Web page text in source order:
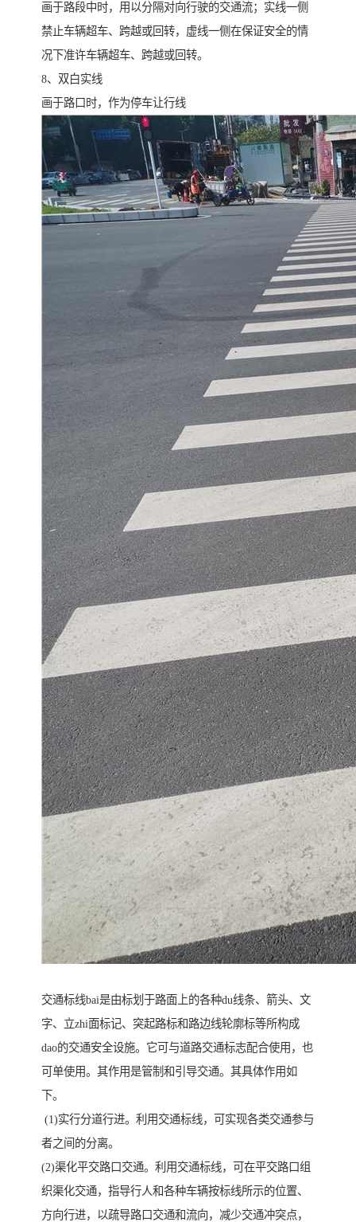
画于路段中时，用以分隔对向行驶的交通流；实线一侧
禁止车辆超车、跨越或回转，虚线一侧在保证安全的情
况下准许车辆超车、跨越或回转。
8、双白实线
画于路口时，作为停车让行线
交通标线bai是由标划于路面上的各种du线条、箭头、文
字、立zhi面标记、突起路标和路边线轮廓标等所构成
dao的交通安全设施。它可与道路交通标志配合使用，也
可单使用。其作用是管制和引导交通。其具体作用如
下。
(1)实行分道行进。利用交通标线，可实现各类交通参与
者之间的分离。
(2)渠化平交路口交通。利用交通标线，可在平交路口组
织渠化交通，指导行人和各种车辆按标线所示的位置、
方向行进，以疏导路口交通和流向，减少交通冲突点，